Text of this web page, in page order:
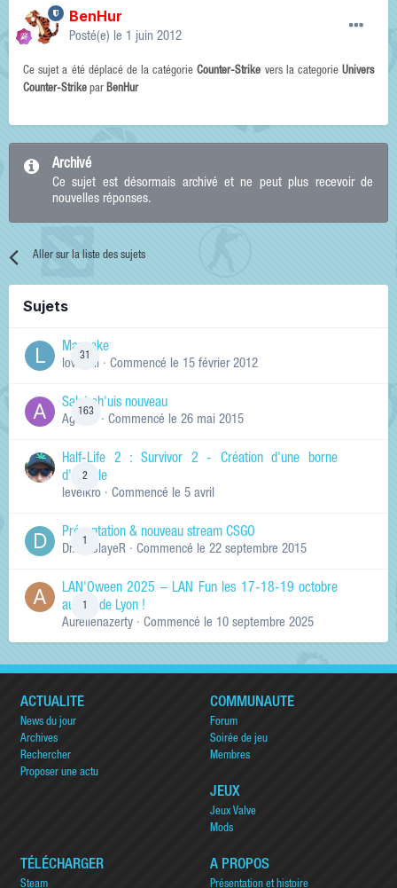
BenHur
Posté(e) le 1 juin 2012
Ce sujet a été déplacé de la catégorieCounter-Strike vers la categorieUnivers
Counter-Strike par BenHur
Archivé
Ce sujet est désormais archivé et ne peut plus recevoir de
nouvelles réponses.
Aller sur la liste des sujets
Sujets
31
Manneke
lowskill · Commencé le 15 février 2012
163
Salut ch'uis nouveau
Ag0Nie · Commencé le 26 mai 2015
2
Half-Life 2 : Survivor 2 - Création d'une borne
d'arcade
levelkro · Commencé le 5 avril
Présentation & nouveau stream CSGO
Dr.KinSlayeR · Commencé le 22 septembre 2015
LAN'Oween 2025 – LAN Fun les 17-18-19 octobre
au sud de Lyon !
Aurelienazerty · Commencé le 10 septembre 2025
ACTUALITÉ
News du jour
Archives
Rechercher
Proposer une actu
COMMUNAUTÉ
Forum
Soirée de jeu
Membres
JEUX
Jeux Valve
Mods
TÉLÉCHARGER
Steam
A PROPOS
Présentation et histoire